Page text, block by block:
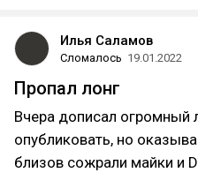
Илья Саламов
Сломалось 19.01.2022
Пропал лонг
Вчера дописал огромный
опубликовать, но
близов сожрали майки и